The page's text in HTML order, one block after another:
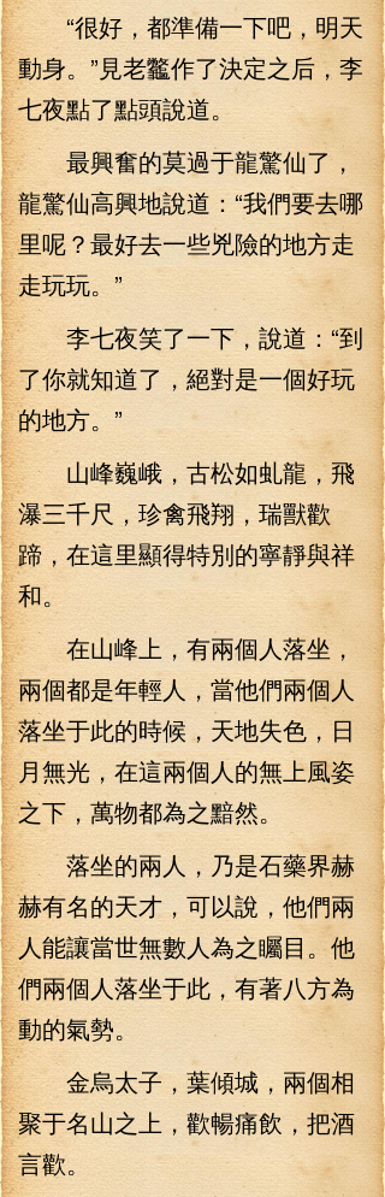
“很好，都準備一下吧，明天
動身。”見老龞作了決定之后，李
七夜點了點頭說道。
最興奮的莫過于龍驚仙了，
龍驚仙高興地說道：“我們要去哪
里呢？最好去一些兇險的地方走
走玩玩。”
李七夜笑了一下，說道：“到
了你就知道了，絕對是一個好玩
的地方。”
山峰巍峨，古松如虬龍，飛
瀑三千尺，珍禽飛翔，瑞獸歡
蹄，在這里顯得特別的寧靜與祥
和。
在山峰上，有兩個人落坐，
兩個都是年輕人，當他們兩個人
落坐于此的時候，天地失色，日
月無光，在這兩個人的無上風姿
之下，萬物都為之黯然。
落坐的兩人，乃是石藥界赫
赫有名的天才，可以說，他們兩
人能讓當世無數人為之矚目。他
們兩個人落坐于此，有著八方為
動的氣勢。
金烏太子，葉傾城，兩個相
聚于名山之上，歡暢痛飲，把酒
言歡。